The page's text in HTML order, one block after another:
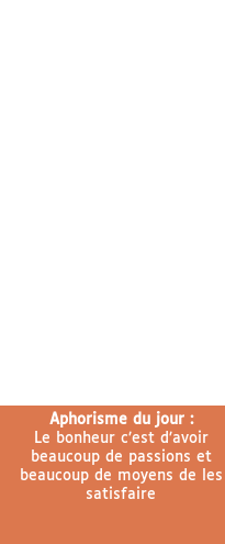
Aphorisme du jour :
Le bonheur c’est d’avoir
beaucoup de passions et
beaucoup de moyens de les
satisfaire